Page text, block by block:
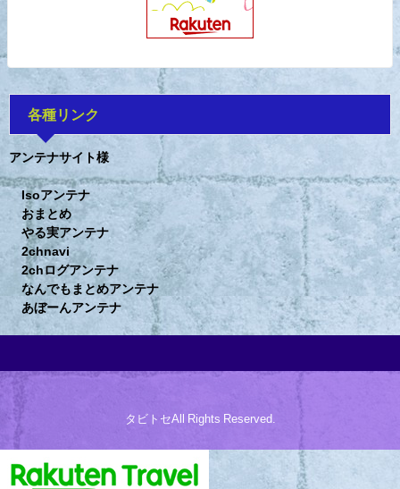
各種リンク
アンテナサイト様
Isoアンテナ
おまとめ
やる実アンテナ
2chnavi
2chログアンテナ
なんでもまとめアンテナ
あぼーんアンテナ
タビトセAll Rights Reserved.